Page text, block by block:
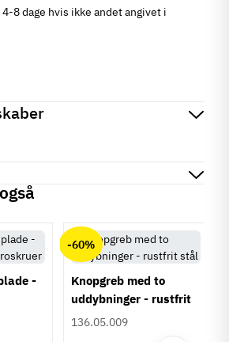
8 dage hvis ikke andet angivet i
-
-60%
Knopgreb med to
uddybninger - rustfrit
stål
136.05.009